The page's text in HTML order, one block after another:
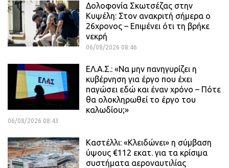
Δολοφονία Σκωτσέζας στην
Κυψέλη: Στον ανακριτή σήμερα ο
26χρονος – Επιμένει ότι τη βρήκε
νεκρή
06/08/2026 08:46
ΕΛ.Α.Σ.: «Να μην πανηγυρίζει η
κυβέρνηση για έργο που έχει
παγώσει εδώ και έναν χρόνο – Πότε
θα ολοκληρωθεί το έργο του
καλωδίου;»
06/08/2026 08:43
Καστέλλι: «Κλειδώνει» η σύμβαση
ύψους €112 εκατ. για τα κρίσιμα
συστήματα αεροναυτιλίας